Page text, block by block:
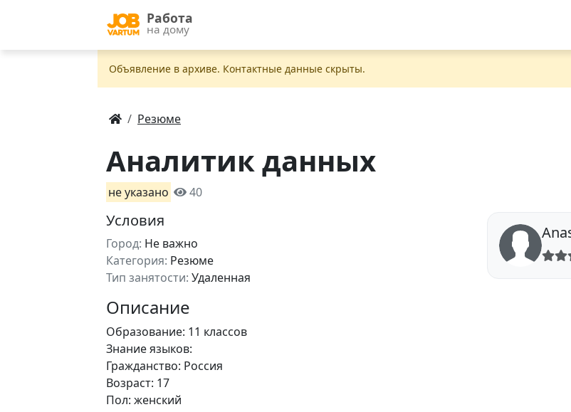
Работа
на дому
Объявление в apxивe. Контактные данные скрыты.
Резюме
Аналитик данных
не указано 40
Условия
Город: Не важно
Категория: Резюме
Тип занятости: Удаленная
Описание
Образование: 11 классов
Знание языков:
Гражданство: Россия
Возраст: 17
Пол: женский